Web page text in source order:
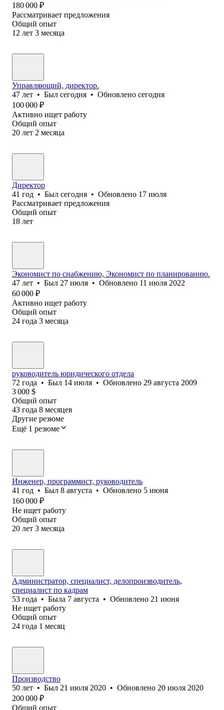
180 000 ₽
Рассматривает предложения
Общий опыт
12 лет 3 месяца
Управляющий, директор.
47 лет • Был сегодня • Обновлено сегодня
100 000 ₽
Активно ищет работу
Общий опыт
20 лет 2 месяца
Директор
41 год • Был сегодня • Обновлено 17 июля
Рассматривает предложения
Общий опыт
18 лет
Экономист по снабжению, Экономист по планированию.
47 лет • Был 27 июля • Обновлено 11 июля 2022
60 000 ₽
Активно ищет работу
Общий опыт
24 года 3 месяца
руководитель юридического отдела
72 года • Был 14 июля • Обновлено 29 августа 2009
3 000 $
Общий опыт
43 года 8 месяцев
Другие резюме
Ещё 1 резюме
Инженер, программист, руководитель
41 год • Был 8 августа • Обновлено 5 июня
160 000 ₽
Не ищет работу
Общий опыт
20 лет 3 месяца
Администратор, специалист, делопроизводитель,
специалист по кадрам
53 года • Была 7 августа • Обновлено 21 июня
Не ищет работу
Общий опыт
24 года 1 месяц
Производство
50 лет • Был 21 июля 2020 • Обновлено 20 июля 2020
200 000 ₽
Общий опыт